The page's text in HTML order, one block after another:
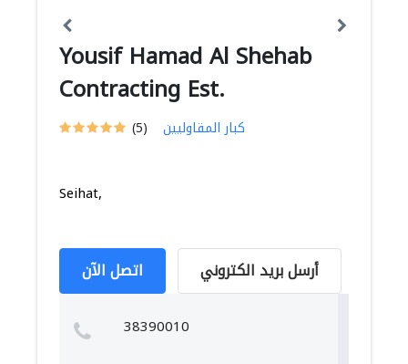
Yousif Hamad Al Shehab
Contracting Est.
(5) كبار المقاوليين
Seihat,
اتصل الآن أرسل بريد الكتروني
38390010